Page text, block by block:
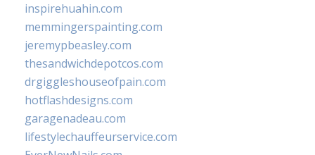
inspirehuahin.com
memmingerspainting.com
jeremypbeasley.com
thesandwichdepotcos.com
drgiggleshouseofpain.com
hotflashdesigns.com
garagenadeau.com
lifestylechauffeurservice.com